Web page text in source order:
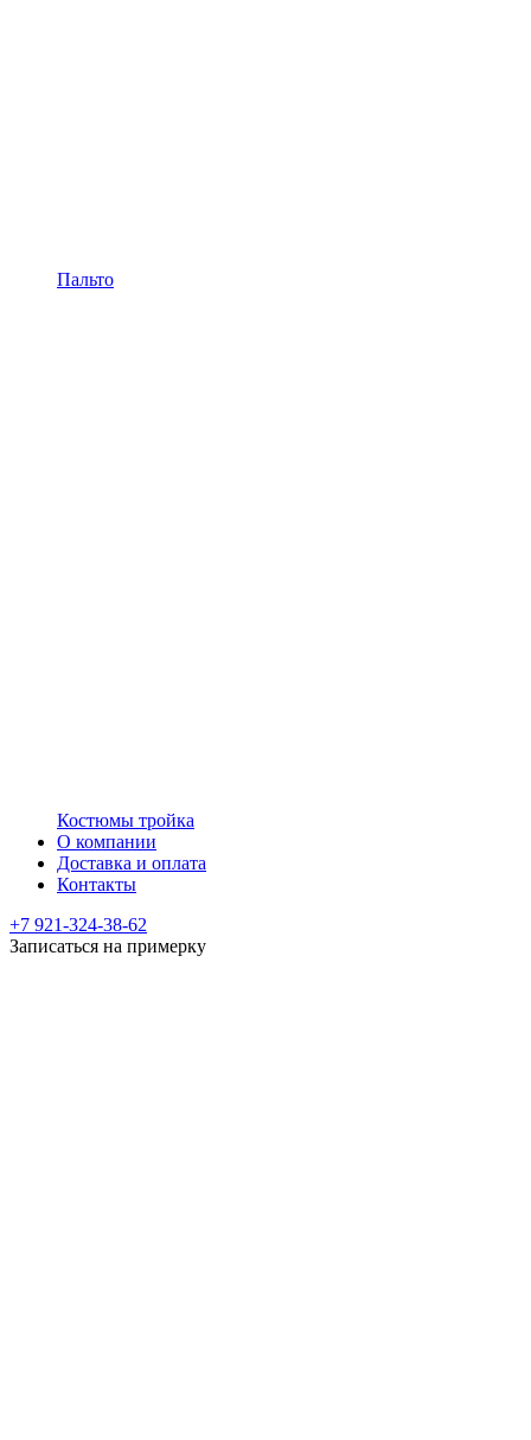
Пальто
Костюмы тройка
О компании
Доставка и оплата
Контакты
+7 921-324-38-62
Записаться на примерку